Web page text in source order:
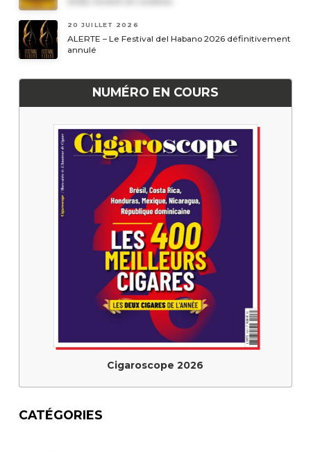
20 JUILLET 2026
ALERTE – Le Festival del Habano 2026 définitivement
annulé
NUMÉRO EN COURS
Cigaroscope 2026
CATÉGORIES